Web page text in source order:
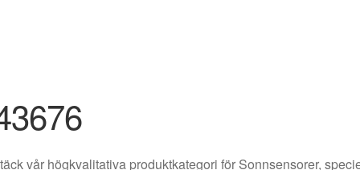
vår högkvalitativa produktkategori för Sonnsensorer,